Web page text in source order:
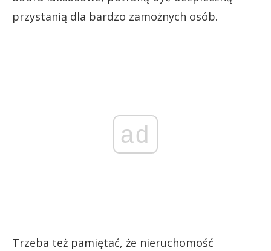
przystanią dla bardzo zamożnych osób.
ad
Trzeba też pamiętać, że nieruchomość